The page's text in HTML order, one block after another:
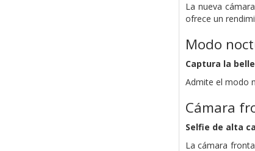
La nueva
ofrece un
Modo
Captura la
Admite el modo
Cámara
Selfie de alta
La cámara